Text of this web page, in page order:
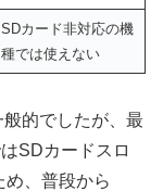
SDカード非対応の機
種では使えない
的でしたが、最
SDカードスロ
め、普段から